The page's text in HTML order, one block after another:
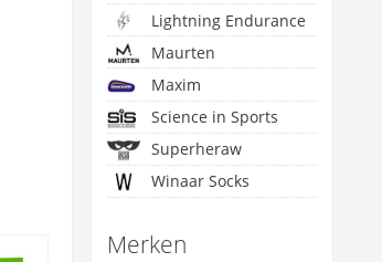
Lightning Endurance
Maurten
Maxim
Science in Sports
Superheraw
Winaar Socks
Merken